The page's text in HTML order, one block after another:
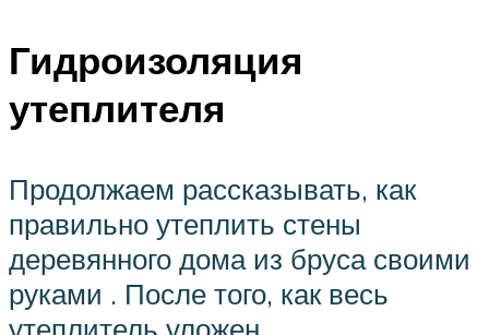
Гидроизоляция
утеплителя
Продолжаем рассказывать, как
правильно утеплить стены
деревянного дома из бруса своими
руками . После того, как весь
утеплитель уложен,